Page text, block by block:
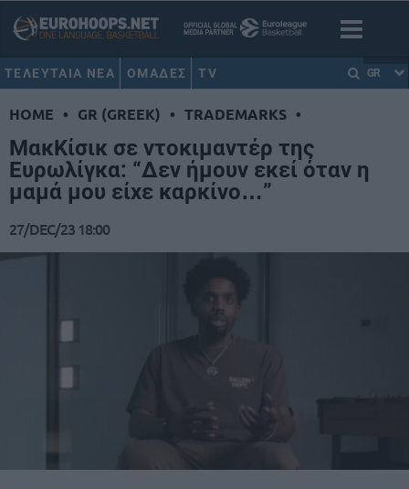
ΤΕΛΕΥΤΑΙΑ ΝΕΑ ΟΜΑΔΕΣ TV GR
HOME • GR (GREEK) • TRADEMARKS •
ΜακΚίσικ σε ντοκιμαντέρ της
Ευρωλίγκα: “Δεν ήμουν εκεί όταν η
μαμά μου είχε καρκίνο…”
27/DEC/23 18:00